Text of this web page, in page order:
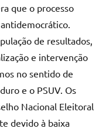
que o processo
de resultados,
e intervenção
no sentido de
e o PSUV. Os
Nacional Eleitoral
devido à baixa